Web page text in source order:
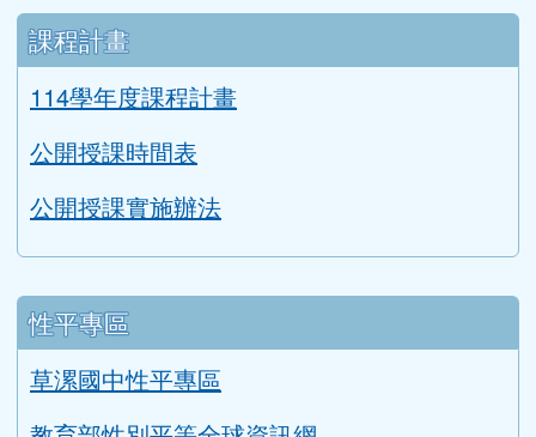
課程計畫
114學年度課程計畫
公開授課時間表
公開授課實施辦法
性平專區
草漯國中性平專區